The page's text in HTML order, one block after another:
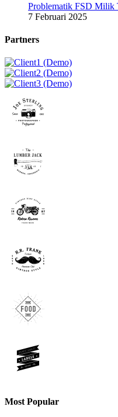
Problematik FSD Milik
7 Februari 2025
Partners
Most Popular